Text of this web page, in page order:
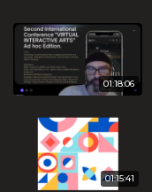
01:18:06
01:15:41